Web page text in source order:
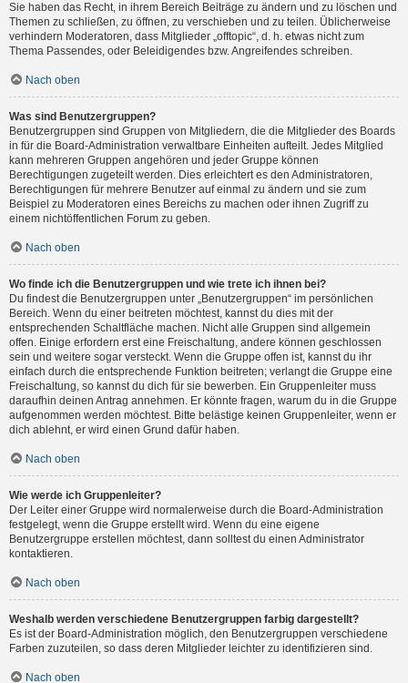
Sie haben das Recht, in ihrem Bereich Beiträge zu ändern und zu löschen und
Themen zu schließen, zu öffnen, zu verschieben und zu teilen. Üblicherweise
verhindern Moderatoren, dass Mitglieder „offtopic“, d. h. etwas nicht zum
Thema Passendes, oder Beleidigendes bzw. Angreifendes schreiben.
Nach oben
Was sind Benutzergruppen?
Benutzergruppen sind Gruppen von Mitgliedern, die die Mitglieder des Boards
in für die Board-Administration verwaltbare Einheiten aufteilt. Jedes Mitglied
kann mehreren Gruppen angehören und jeder Gruppe können
Berechtigungen zugeteilt werden. Dies erleichtert es den Administratoren,
Berechtigungen für mehrere Benutzer auf einmal zu ändern und sie zum
Beispiel zu Moderatoren eines Bereichs zu machen oder ihnen Zugriff zu
einem nichtöffentlichen Forum zu geben.
Nach oben
Wo finde ich die Benutzergruppen und wie trete ich ihnen bei?
Du findest die Benutzergruppen unter „Benutzergruppen“ im persönlichen
Bereich. Wenn du einer beitreten möchtest, kannst du dies mit der
entsprechenden Schaltfläche machen. Nicht alle Gruppen sind allgemein
offen. Einige erfordern erst eine Freischaltung, andere können geschlossen
sein und weitere sogar versteckt. Wenn die Gruppe offen ist, kannst du ihr
einfach durch die entsprechende Funktion beitreten; verlangt die Gruppe eine
Freischaltung, so kannst du dich für sie bewerben. Ein Gruppenleiter muss
daraufhin deinen Antrag annehmen. Er könnte fragen, warum du in die Gruppe
aufgenommen werden möchtest. Bitte belästige keinen Gruppenleiter, wenn er
dich ablehnt, er wird einen Grund dafür haben.
Nach oben
Wie werde ich Gruppenleiter?
Der Leiter einer Gruppe wird normalerweise durch die Board-Administration
festgelegt, wenn die Gruppe erstellt wird. Wenn du eine eigene
Benutzergruppe erstellen möchtest, dann solltest du einen Administrator
kontaktieren.
Nach oben
Weshalb werden verschiedene Benutzergruppen farbig dargestellt?
Es ist der Board-Administration möglich, den Benutzergruppen verschiedene
Farben zuzuteilen, so dass deren Mitglieder leichter zu identifizieren sind.
Nach oben